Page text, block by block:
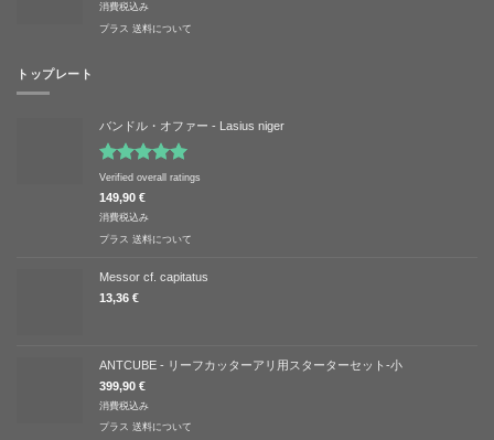
消費税込み
プラス 送料について
トップレート
バンドル・オファー - Lasius niger
5段階中
5.00の評価
Verified overall ratings
149,90 €
消費税込み
プラス 送料について
Messor cf. capitatus
13,36 €
ANTCUBE - リーフカッターアリ用スターターセット-小
399,90 €
消費税込み
プラス 送料について